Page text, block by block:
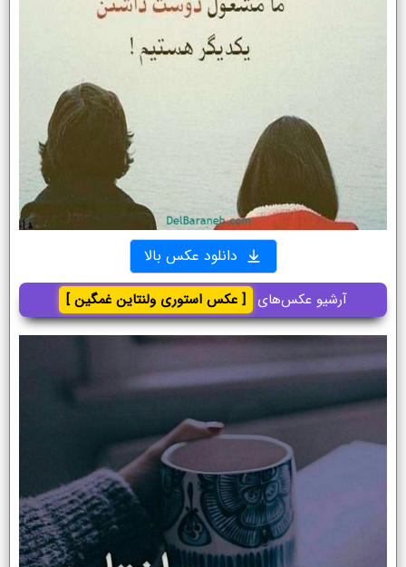
دانلود عکس بالا
آرشیو عکس‌های [ عکس استوری ولنتاین غمگین ]